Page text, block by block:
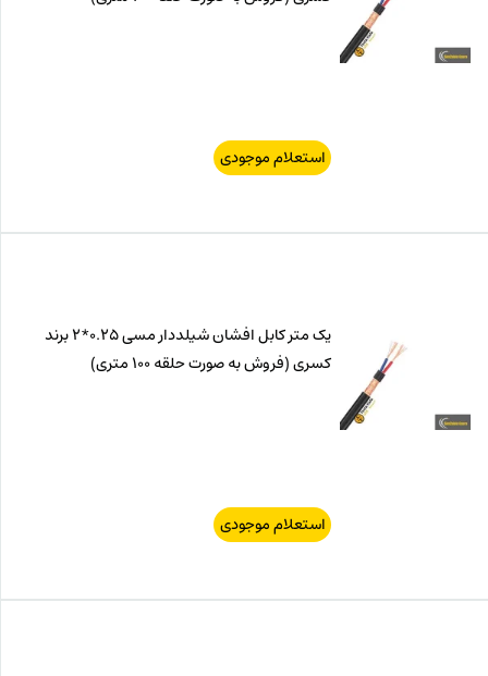
استعلام موجودی
یک متر کابل افشان شیلددار مسی 0.25*2 برند
کسری (فروش به صورت حلقه 100 متری)
استعلام موجودی